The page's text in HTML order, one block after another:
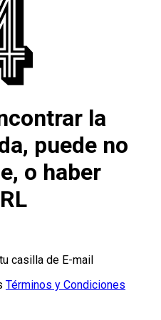
la
puede no
o haber
casilla de E-mail
Términos y Condiciones